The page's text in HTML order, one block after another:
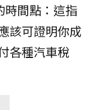
間點：這指
該可證明你成
各種汽車稅